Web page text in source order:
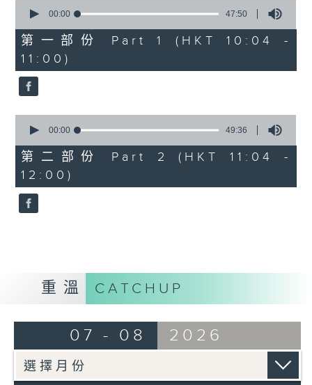
seconds
47
minutes,
50
seconds
00:00 47:50
第一部份 Part 1 (HKT 10:04 -
11:00)
seconds
49
minutes,
36
seconds
00:00 49:36
第二部份 Part 2 (HKT 11:04 -
12:00)
重溫 CATCHUP
07 - 08 2026